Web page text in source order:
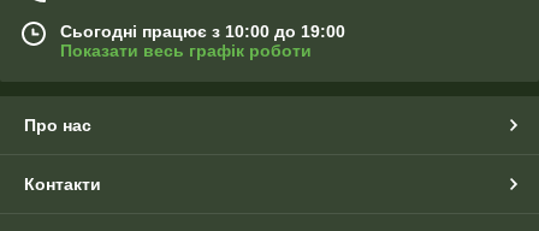
Сьогодні працює з 10:00 до 19:00
Показати весь графік роботи
Про нас
Контакти